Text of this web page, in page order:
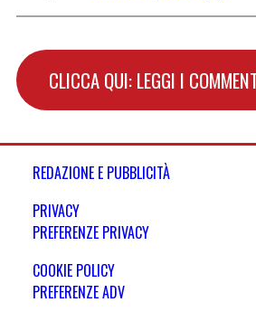
CLICCA QUI: LEGGI I
REDAZIONE E PUBBLICITÀ
PRIVACY
PREFERENZE PRIVACY
COOKIE POLICY
PREFERENZE ADV